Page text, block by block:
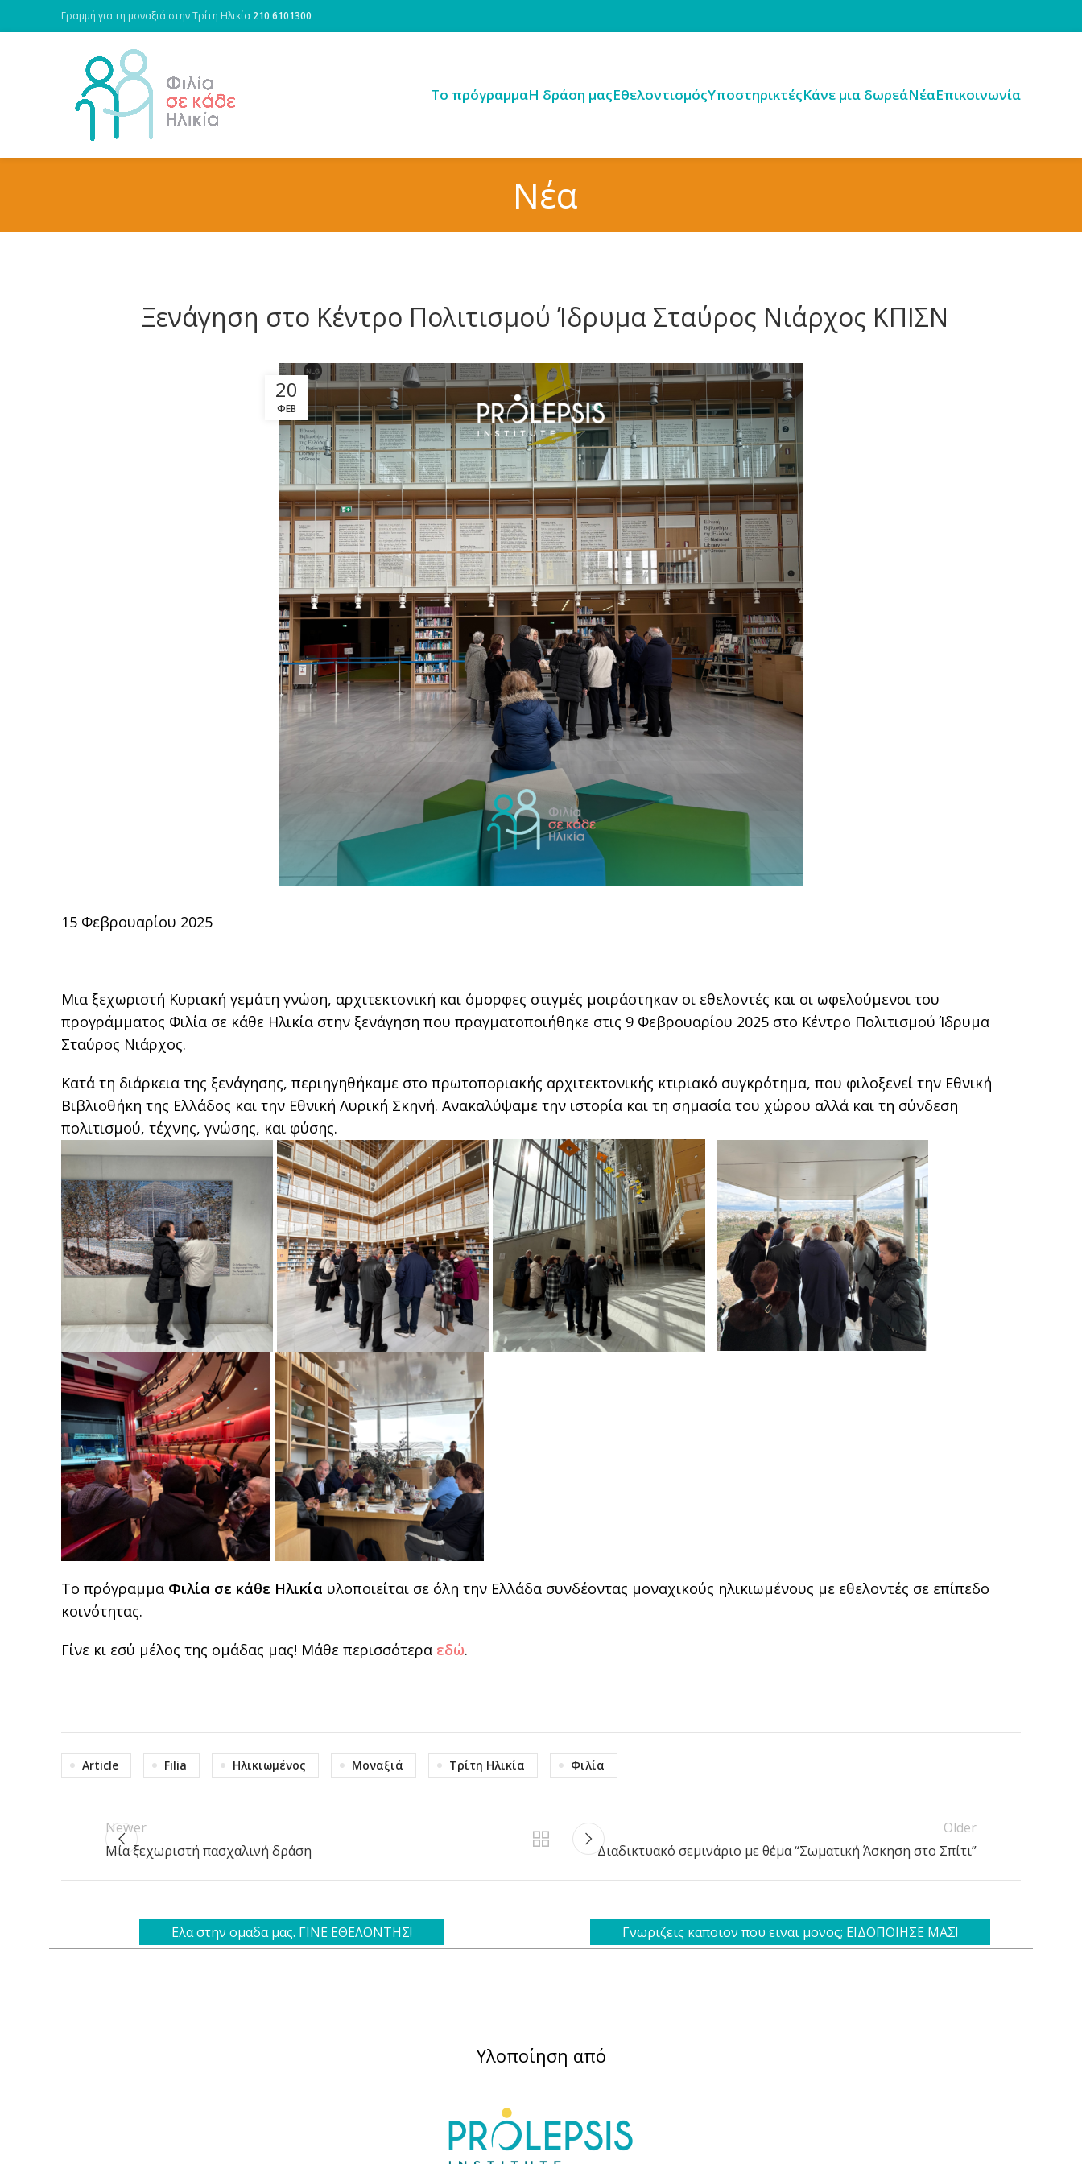
Γραμμή για τη μοναξιά στην Τρίτη Ηλικία 210 6101300
Tο πρόγραμμαH δράση μαςΕθελοντισμόςΥποστηρικτέςΚάνε μια δωρεάΝέαΕπικοινωνία
Νέα
Ξενάγηση στο Κέντρο Πολιτισμού Ίδρυμα Σταύρος Νιάρχος ΚΠΙΣΝ
20
ΦΕΒ
15 Φεβρουαρίου 2025
Μια ξεχωριστή Κυριακή γεμάτη γνώση, αρχιτεκτονική και όμορφες στιγμές μοιράστηκαν οι εθελοντές και οι ωφελούμενοι του
προγράμματος Φιλία σε κάθε Ηλικία στην ξενάγηση που πραγματοποιήθηκε στις 9 Φεβρουαρίου 2025 στο Κέντρο Πολιτισμού Ίδρυμα
Σταύρος Νιάρχος.
Κατά τη διάρκεια της ξενάγησης, περιηγηθήκαμε στο πρωτοποριακής αρχιτεκτονικής κτιριακό συγκρότημα, που φιλοξενεί την Εθνική
Βιβλιοθήκη της Ελλάδος και την Εθνική Λυρική Σκηνή. Ανακαλύψαμε την ιστορία και τη σημασία του χώρου αλλά και τη σύνδεση
πολιτισμού, τέχνης, γνώσης, και φύσης.
Το πρόγραμμα Φιλία σε κάθε Ηλικία υλοποιείται σε όλη την Ελλάδα συνδέοντας μοναχικούς ηλικιωμένους με εθελοντές σε επίπεδο
κοινότητας.
Γίνε κι εσύ μέλος της ομάδας μας! Μάθε περισσότερα εδώ.
Article Filia Ηλικιωμένος Μοναξιά Τρίτη Ηλικία Φιλία
Newer
Μία ξεχωριστή πασχαλινή δράση
Older
Διαδικτυακό σεμινάριο με θέμα “Σωματική Άσκηση στο Σπίτι”
Ελα στην ομαδα μας. ΓΙΝΕ ΕΘΕΛΟΝΤΗΣ! Γνωριζεις καποιον που ειναι μονος; ΕΙΔΟΠΟΙΗΣΕ ΜΑΣ!
Υλοποίηση από